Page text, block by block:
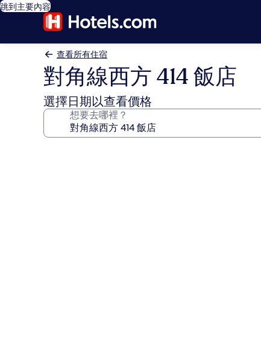
跳到主要內容
查看所有住宿
對角線西方 414 飯店
選擇日期以查看價格
想要去哪裡？